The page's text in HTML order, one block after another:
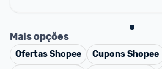
Mais opções
OfertasShopee CuponsShopee